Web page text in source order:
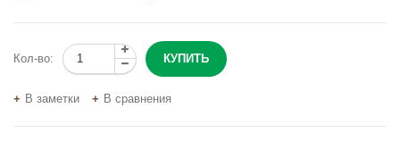
Кол-во:
В заметки В сравнения